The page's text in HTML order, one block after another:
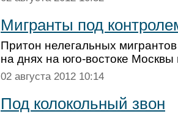
Мигранты под
Притон нелегальных
на днях на юго-востоке
02 августа 2012 10:14
Под колокольный звон